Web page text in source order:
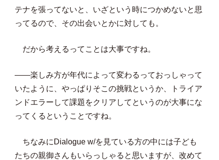
テナを張ってないと、いざという時につかめないと思
ってるので、その出会いとかに対しても。
だから考えるってことは大事ですね。
――楽しみ方が年代によって変わるっておっしゃって
いたように、やっぱりそこの挑戦というか、トライア
ンドエラーして課題をクリアしてというのが大事にな
ってくるということですね。
ちなみにDialogue w/を見ている方の中には子ども
たちの親御さんもいらっしゃると思いますが、改めて